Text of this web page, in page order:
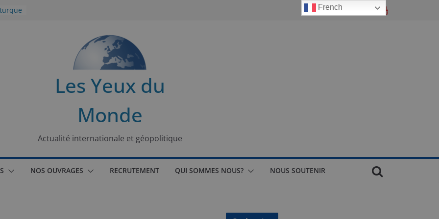
Les Yeux du
Monde
Actualité internationale et géopolitique
NOS OUVRAGES RECRUTEMENT QUI SOMMES NOUS? NOUS SOUTENIR
French